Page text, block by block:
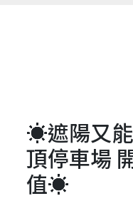
☀️遮陽又
頂停車場
值☀️